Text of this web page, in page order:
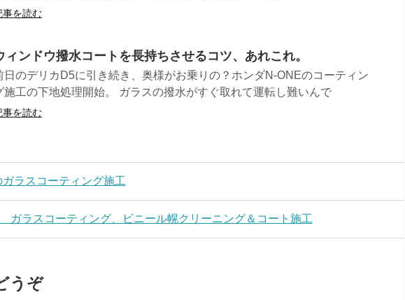
事を読む
ィンドウ撥水コートを長持ちさせるコツ、あれこれ。
日のデリカD5に引き続き、奥様がお乗りの？ホンダN-ONEのコーティン
施工の下地処理開始。 ガラスの撥水がすぐ取れて運転し難いんで
事を読む
ラスコーティング施工
ガラスコーティング、ビニール幌クリーニング＆コート施工
うぞ